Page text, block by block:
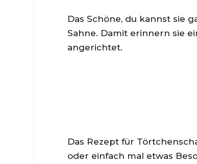
Das Schöne, du kannst sie
Sahne. Damit erinnern sie
angerichtet.
Das Rezept für
oder einfach mal etwas